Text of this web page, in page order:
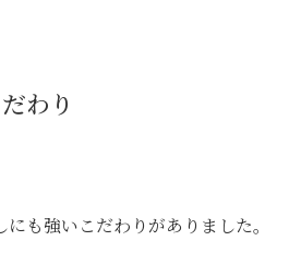
わり
も強いこだわりがありました。